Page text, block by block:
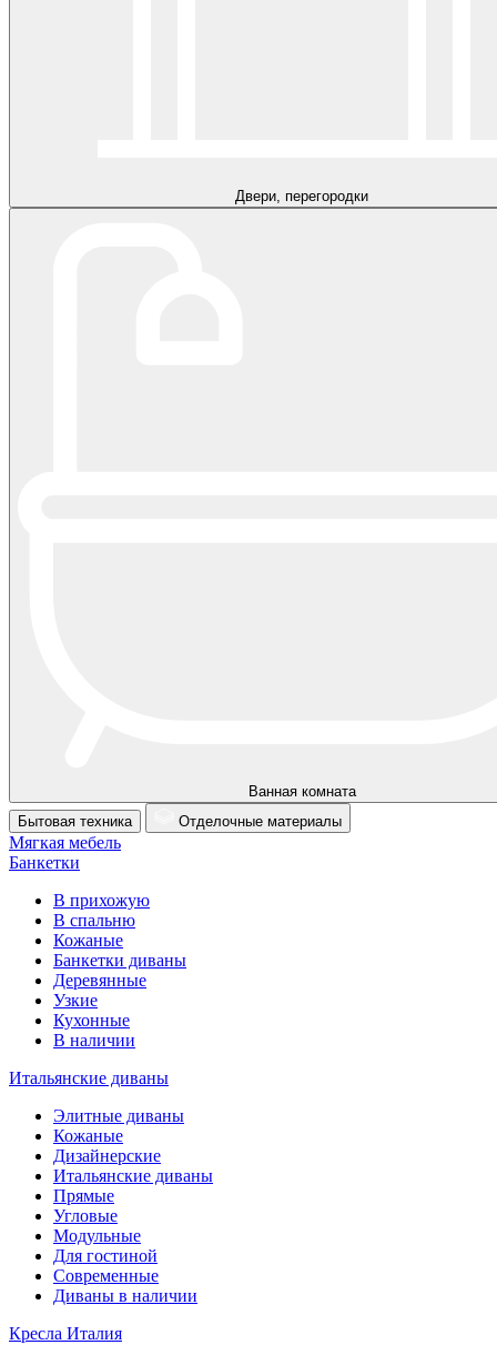
Двери, перегородки
Ванная комната
Бытовая техника
Отделочные материалы
Мягкая мебель
Банкетки
В прихожую
В спальню
Кожаные
Банкетки диваны
Деревянные
Узкие
Кухонные
В наличии
Итальянские диваны
Элитные диваны
Кожаные
Дизайнерские
Итальянские диваны
Прямые
Угловые
Модульные
Для гостиной
Современные
Диваны в наличии
Кресла Италия